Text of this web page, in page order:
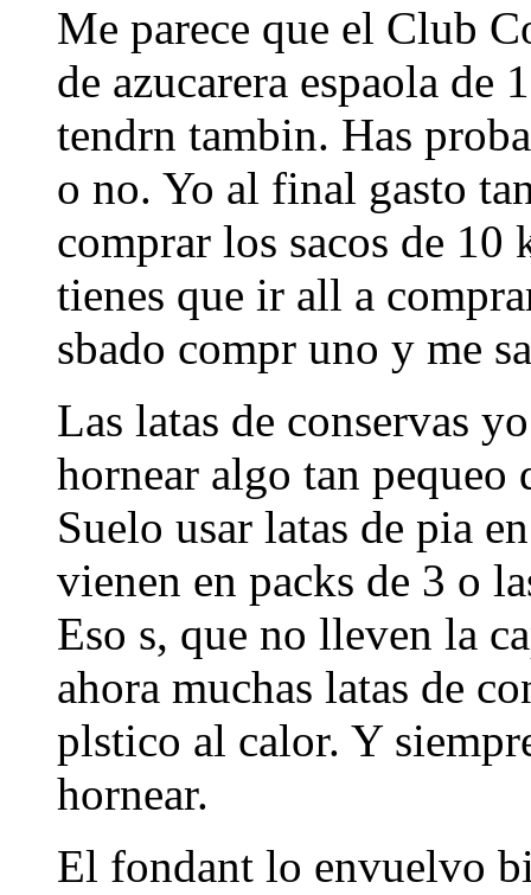
Me parece que el Club
de azucarera espaola de
tendrn tambin. Has
o no. Yo al final gasto
comprar los sacos de 10
tienes que ir all a
sbado compr uno y me
Las latas de conservas
hornear algo tan
Suelo usar latas de pia
vienen en packs de 3 o
Eso s, que no lleven la
ahora muchas latas de
plstico al calor. Y
hornear.
El fondant lo envuelvo